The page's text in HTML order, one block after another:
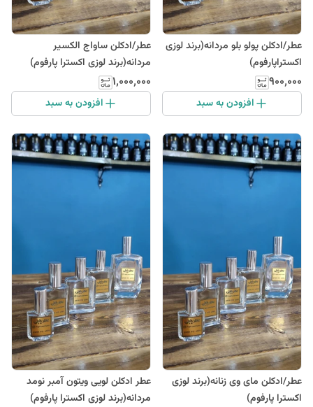
عطر/ادکلن پولو بلو مردانه(برند لوزی
اکستراپارفوم)
۹۰۰٬۰۰۰
افزودن به سبد
عطر/ادکلن ساواج الکسیر
مردانه(برند لوزی اکسترا پارفوم)
۱٬۰۰۰٬۰۰۰
افزودن به سبد
عطر/ادکلن مای وی زنانه(برند لوزی
اکسترا پارفوم)
عطر ادکلن لویی ویتون آمبر نومد
مردانه(برند لوزی اکسترا پارفوم)